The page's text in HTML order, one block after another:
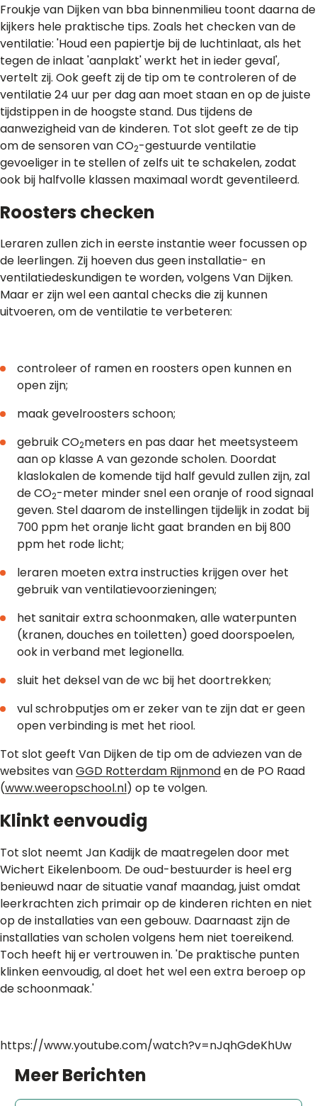
Froukje van Dijken van bba binnenmilieu toont daarna de
kijkers hele praktische tips. Zoals het checken van de
ventilatie: 'Houd een papiertje bij de luchtinlaat, als het
tegen de inlaat 'aanplakt' werkt het in ieder geval',
vertelt zij. Ook geeft zij de tip om te controleren of de
ventilatie 24 uur per dag aan moet staan en op de juiste
tijdstippen in de hoogste stand. Dus tijdens de
aanwezigheid van de kinderen. Tot slot geeft ze de tip
om de sensoren van CO2-gestuurde ventilatie
gevoeliger in te stellen of zelfs uit te schakelen, zodat
ook bij halfvolle klassen maximaal wordt geventileerd.
Roosters checken
Leraren zullen zich in eerste instantie weer focussen op
de leerlingen. Zij hoeven dus geen installatie- en
ventilatiedeskundigen te worden, volgens Van Dijken.
Maar er zijn wel een aantal checks die zij kunnen
uitvoeren, om de ventilatie te verbeteren:
controleer of ramen en roosters open kunnen en
open zijn;
maak gevelroosters schoon;
gebruik CO2meters en pas daar het meetsysteem
aan op klasse A van gezonde scholen. Doordat
klaslokalen de komende tijd half gevuld zullen zijn, zal
de CO2-meter minder snel een oranje of rood signaal
geven. Stel daarom de instellingen tijdelijk in zodat bij
700 ppm het oranje licht gaat branden en bij 800
ppm het rode licht;
leraren moeten extra instructies krijgen over het
gebruik van ventilatievoorzieningen;
het sanitair extra schoonmaken, alle waterpunten
(kranen, douches en toiletten) goed doorspoelen,
ook in verband met legionella.
sluit het deksel van de wc bij het doortrekken;
vul schrobputjes om er zeker van te zijn dat er geen
open verbinding is met het riool.
Tot slot geeft Van Dijken de tip om de adviezen van de
websites vanGGD Rotterdam Rijnmonden de PO Raad
(www.weeropschool.nl) op te volgen.
Klinkt eenvoudig
Tot slot neemt Jan Kadijk de maatregelen door met
Wichert Eikelenboom. De oud-bestuurder is heel erg
benieuwd naar de situatie vanaf maandag, juist omdat
leerkrachten zich primair op de kinderen richten en niet
op de installaties van een gebouw. Daarnaast zijn de
installaties van scholen volgens hem niet toereikend.
Toch heeft hij er vertrouwen in. 'De praktische punten
klinken eenvoudig, al doet het wel een extra beroep op
de schoonmaak.'
https://www.youtube.com/watch?v=nJqhGdeKhUw
MeerBerichten